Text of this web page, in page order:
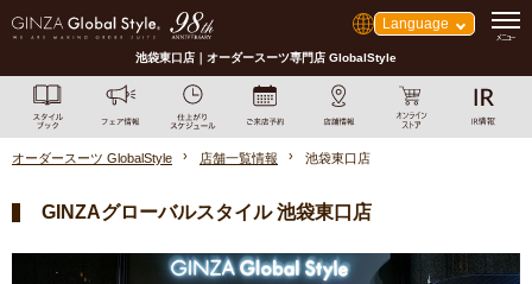
Language
池袋東口店｜オーダースーツ専門店 GlobalStyle
オーダースーツ GlobalStyle 店舗一覧情報 池袋東口店
GINZAグローバルスタイル 池袋東口店